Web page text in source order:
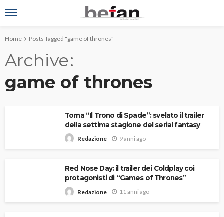
Home Posts Tagged "game of thrones"
Archive
game of thrones
Torna “Il Trono di Spade”: svelato il trailer
della settima stagione del serial fantasy
Redazione 9 anni ago
Red Nose Day: il trailer dei Coldplay coi
protagonisti di “Games of Thrones”
Redazione 11 anni ago